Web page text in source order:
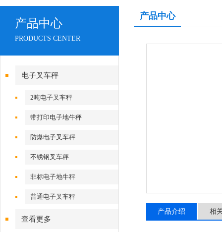
产品中心
PRODUCTS CENTER
电子叉车秤
2吨电子叉车秤
带打印电子地牛秤
防爆电子叉车秤
不锈钢叉车秤
非标电子地牛秤
普通电子叉车秤
查看更多
产品中心
产品介绍 相